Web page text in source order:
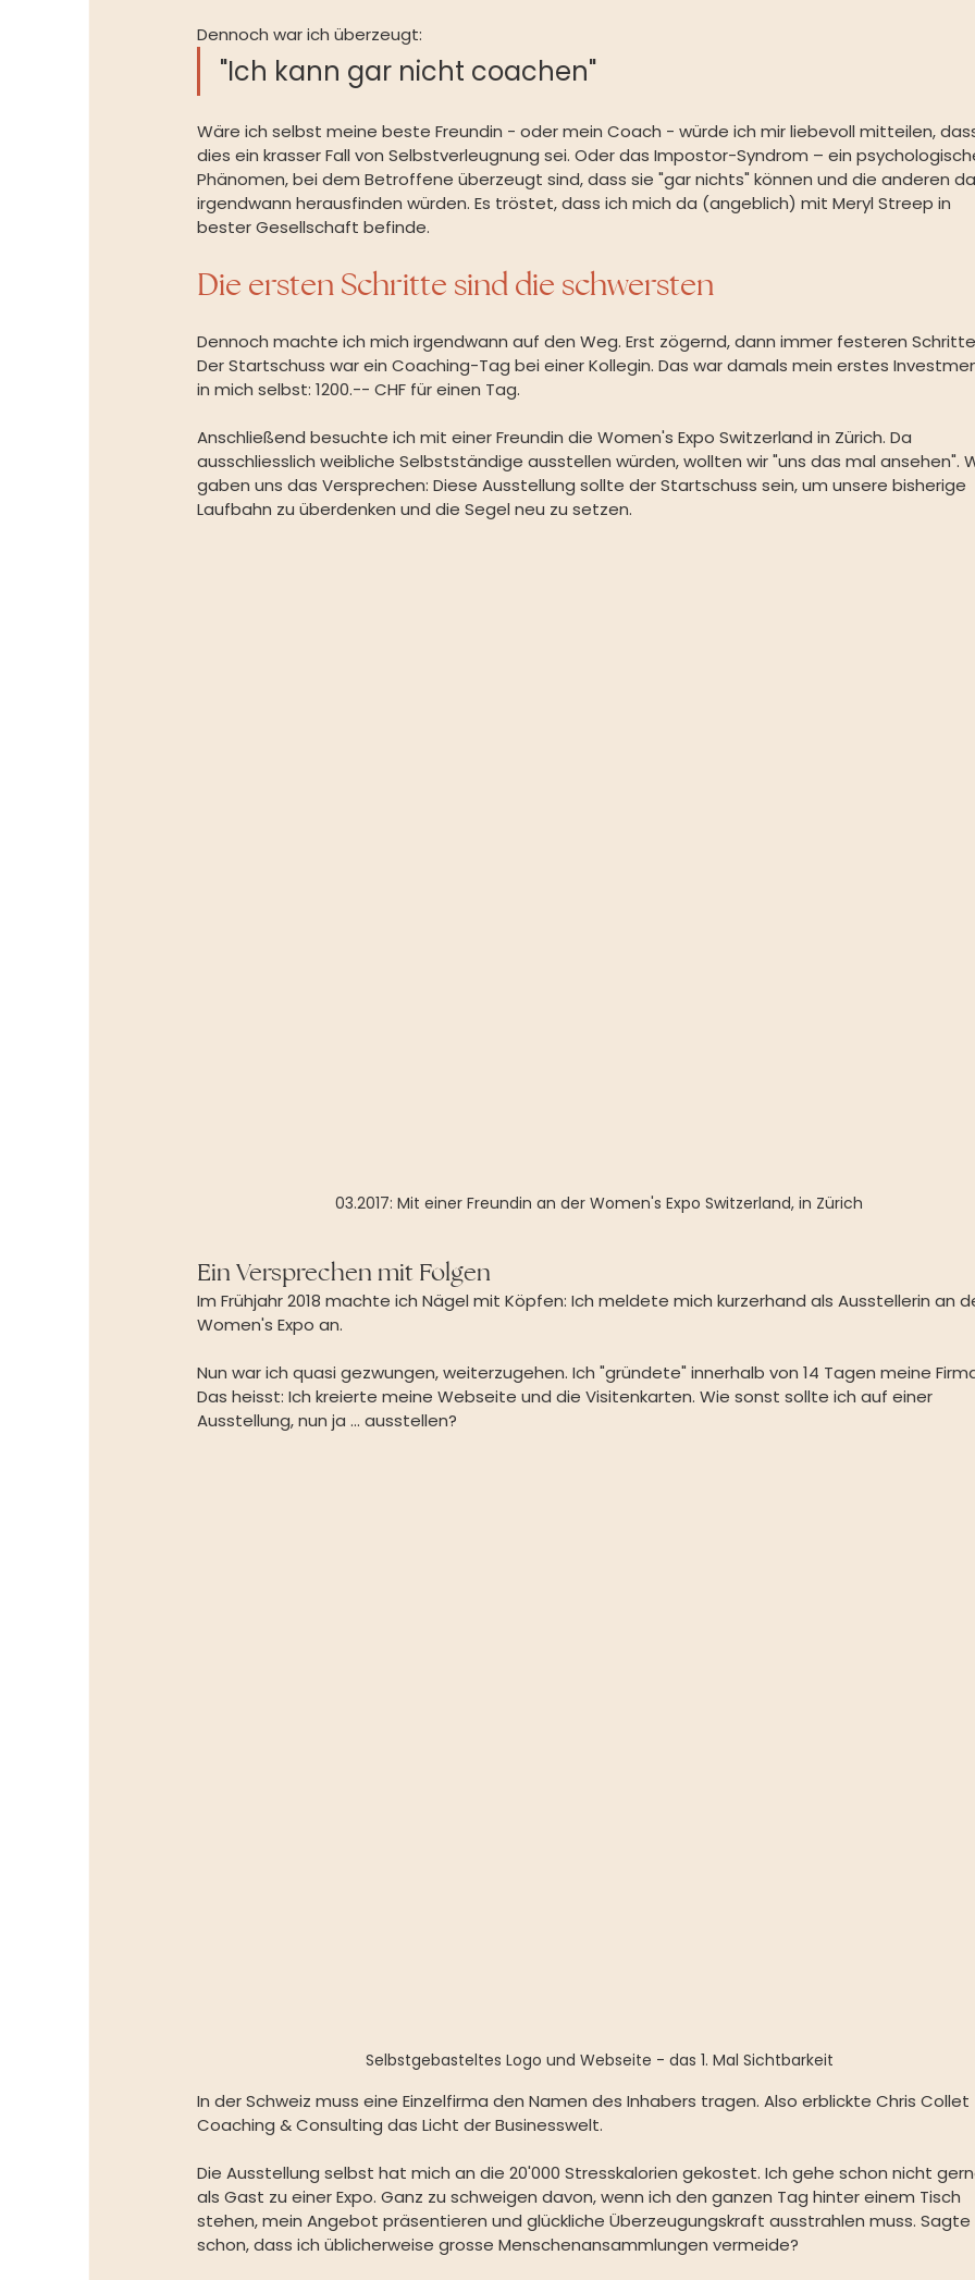
Dennoch war ich überzeugt:
"Ich kann gar nicht coachen"
Wäre ich selbst meine beste Freundin - oder mein Coach - würde ich mir liebevoll mitteilen,
dies ein krasser Fall von Selbstverleugnung sei. Oder das Impostor-Syndrom – ein
Phänomen, bei dem Betroffene überzeugt sind, dass sie "gar nichts" können und die anderen
irgendwann herausfinden würden. Es tröstet, dass ich mich da (angeblich) mit Meryl Streep in
bester Gesellschaft befinde.
Die ersten Schritte sind die schwersten
Dennoch machte ich mich irgendwann auf den Weg. Erst zögernd, dann immer festeren
Der Startschuss war ein Coaching-Tag bei einer Kollegin. Das war damals mein erstes
in mich selbst: 1200.-- CHF für einen Tag.
Anschließend besuchte ich mit einer Freundin die Women's Expo Switzerland in Zürich. Da
ausschliesslich weibliche Selbstständige ausstellen würden, wollten wir "uns das mal ansehen".
gaben uns das Versprechen: Diese Ausstellung sollte der Startschuss sein, um unsere bisherige
Laufbahn zu überdenken und die Segel neu zu setzen.
03.2017: Mit einer Freundin an der Women's Expo Switzerland, in Zürich
Ein Versprechen mit Folgen
Im Frühjahr 2018 machte ich Nägel mit Köpfen: Ich meldete mich kurzerhand als Ausstellerin an
Women's Expo an.
Nun war ich quasi gezwungen, weiterzugehen. Ich "gründete" innerhalb von 14 Tagen meine
Das heisst: Ich kreierte meine Webseite und die Visitenkarten. Wie sonst sollte ich auf einer
Ausstellung, nun ja ... ausstellen?
Selbstgebasteltes Logo und Webseite - das 1. Mal Sichtbarkeit
In der Schweiz muss eine Einzelfirma den Namen des Inhabers tragen. Also erblickte Chris Collet
Coaching & Consulting das Licht der Businesswelt.
Die Ausstellung selbst hat mich an die 20'000 Stresskalorien gekostet. Ich gehe schon nicht
als Gast zu einer Expo. Ganz zu schweigen davon, wenn ich den ganzen Tag hinter einem Tisch
stehen, mein Angebot präsentieren und glückliche Überzeugungskraft ausstrahlen muss.
schon, dass ich üblicherweise grosse Menschenansammlungen vermeide?